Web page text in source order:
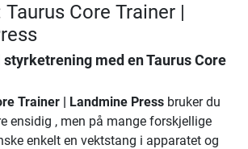
Core Trainer |
med en Taurus Core
Trainer | Landmine Press bruker du
ensidig , men på mange forskjellige
enkelt en vektstang i apparatet og